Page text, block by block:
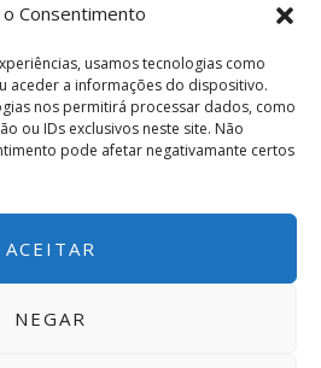
Consentimento
usamos tecnologias como
aceder a informações do dispositivo.
nos permitirá processar dados, como
ou IDs exclusivos neste site. Não
pode afetar negativamante certos
ACEITAR
NEGAR